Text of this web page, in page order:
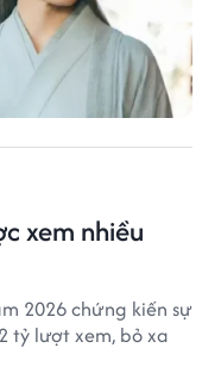
xem nhiều
2026 chứng kiến sự
tỷ lượt xem, bỏ xa